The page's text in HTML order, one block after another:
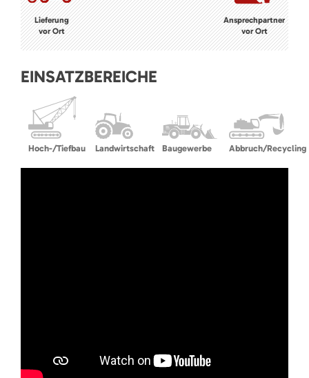
Lieferung
vor Ort
Ansprechpartner
vor Ort
EINSATZBEREICHE
Hoch-/Tiefbau Landwirtschaft Baugewerbe Abbruch/Recycling